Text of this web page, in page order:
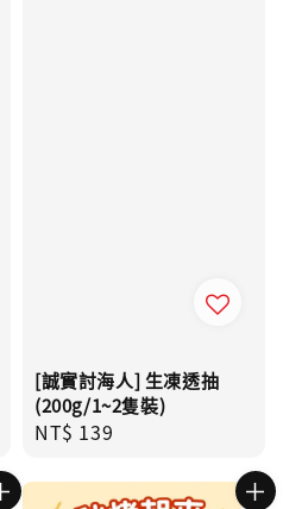
[誠實討海人] 生凍透抽
(200g/1~2隻裝)
Regular
NT$ 139